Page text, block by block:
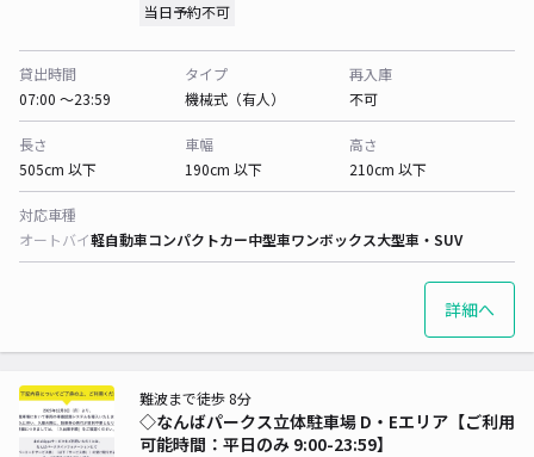
当日予約不可
貸出時間
07:00 〜23:59
タイプ
機械式（有人）
再入庫
不可
長さ
505cm 以下
車幅
190cm 以下
高さ
210cm 以下
対応車種
オートバイ軽自動車コンパクトカー中型車ワンボックス大型車・SUV
詳細へ
◇なんばパークス立体駐車場 D・Eエリア【ご利用
可能時間：平日のみ 9:00-23:59】
難波まで徒歩 8分